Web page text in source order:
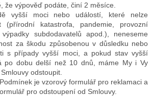
že výpověď podáte, činí 2 měsíce.
vyšší moci nebo událostí, které nelze
(přírodní katastrofa, pandemie, provozní
výpadky subdodavatelů apod.), neneseme
za škodu způsobenou v důsledku nebo
s případy vyšší moci, a pokud stav vyšší
po dobu delší než 10 dnů, máme My i Vy
odstoupit.
je vzorový formulář pro reklamaci a
pro odstoupení od Smlouvy.